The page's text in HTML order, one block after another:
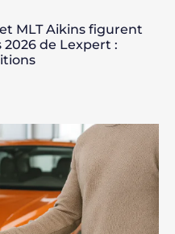
MLT Aikins figurent
de Lexpert :